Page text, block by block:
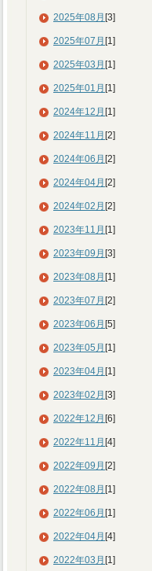
2025年08月 [3]
2025年07月 [1]
2025年03月 [1]
2025年01月 [1]
2024年12月 [1]
2024年11月 [2]
2024年06月 [2]
2024年04月 [2]
2024年02月 [2]
2023年11月 [1]
2023年09月 [3]
2023年08月 [1]
2023年07月 [2]
2023年06月 [5]
2023年05月 [1]
2023年04月 [1]
2023年02月 [3]
2022年12月 [6]
2022年11月 [4]
2022年09月 [2]
2022年08月 [1]
2022年06月 [1]
2022年04月 [4]
2022年03月 [1]